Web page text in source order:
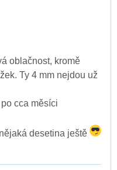
oblačnost, kromě
Ty 4 mm nejdou už
cca měsíci
desetina ještě